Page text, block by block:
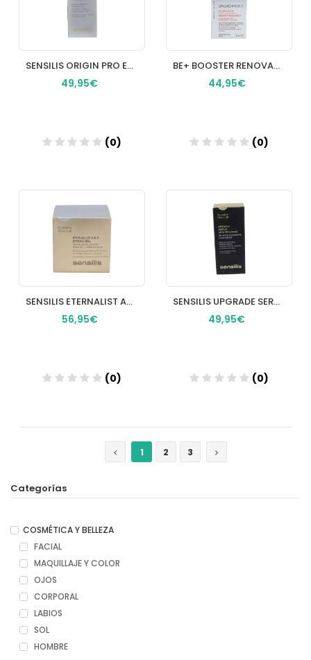
SENSILIS ORIGIN PRO EGF5 OJOS 1 ENVASE 15 ML
49,95€
(0)
BE+ BOOSTER RENOVADOR ULTRA CONCENTRADO 1 ENVASE 30 ml
44,95€
(0)
SENSILIS ETERNALIST AGE CREMA DIA 1 ENVASE 50 ML
56,95€
(0)
SENSILIS UPGRADE SERUM ALTA POTENCIA 1 ENVASE 30 ML
49,95€
(0)
1
2 3
Categorías
COSMÉTICA Y BELLEZA
FACIAL
MAQUILLAJE Y COLOR
OJOS
CORPORAL
LABIOS
SOL
HOMBRE